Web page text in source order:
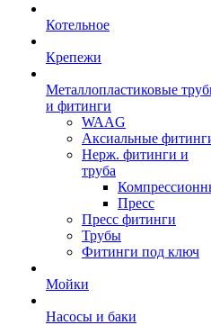
Котельное
Крепежи
Металлопластиковые
и фитинги
WAAG
Аксиальные
Нерж. фитинги и
труба
Пресс
Пресс фитинги
Трубы
Фитинги под ключ
Мойки
Насосы и баки